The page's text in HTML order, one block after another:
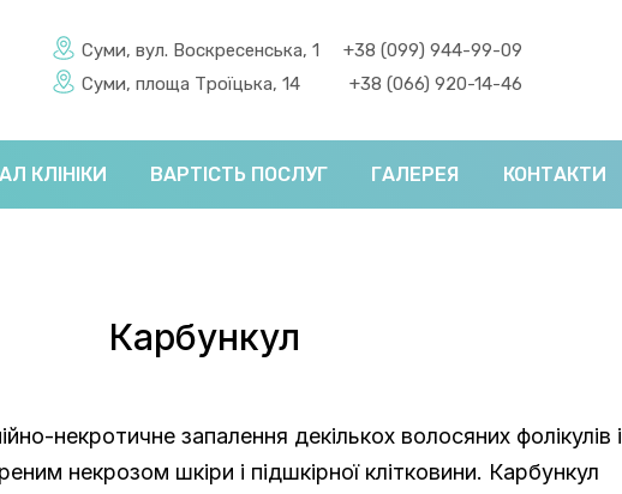
Суми, вул. Воскресенська, 1
+38 (099) 944-99-09
Суми, площа Троїцька, 14
+38 (066) 920-14-46
КЛІНІКИ ВАРТІСТЬ ПОСЛУГ ГАЛЕРЕЯ КОНТАКТИ
Карбункул
некротичне запалення декількох волосяних фолікулів і
некрозом шкіри і підшкірної клітковини. Карбункул